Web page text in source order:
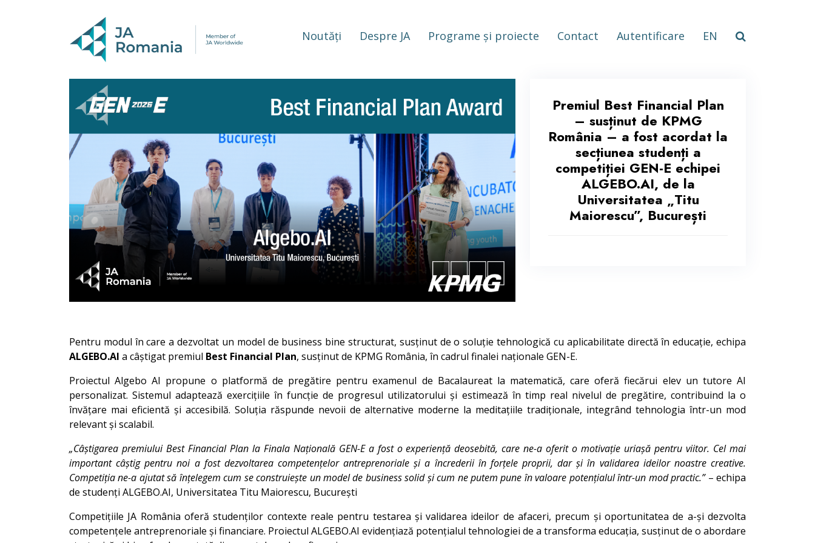
Noutăți Despre JA Programe și proiecte Contact Autentificare EN
Premiul Best Financial Plan
– susținut de KPMG
România – a fost acordat la
secțiunea studenți a
competiției GEN-E echipei
ALGEBO.AI, de la
Universitatea „Titu
Maiorescu”, București
Pentru modul în care a dezvoltat un model de business bine structurat, susținut de o soluție tehnologică cu aplicabilitate directă în educație, echipa
ALGEBO.AI a câștigat premiul Best Financial Plan, susținut de KPMG România, în cadrul finalei naționale GEN-E.
Proiectul Algebo AI propune o platformă de pregătire pentru examenul de Bacalaureat la matematică, care oferă fiecărui elev un tutore AI
personalizat. Sistemul adaptează exercițiile în funcție de progresul utilizatorului și estimează în timp real nivelul de pregătire, contribuind la o
învățare mai eficientă și accesibilă. Soluția răspunde nevoii de alternative moderne la meditațiile tradiționale, integrând tehnologia într-un mod
relevant și scalabil.
„Câștigarea premiului Best Financial Plan la Finala Națională GEN-E a fost o experiență deosebită, care ne-a oferit o motivație uriașă pentru viitor. Cel mai
important câștig pentru noi a fost dezvoltarea competențelor antreprenoriale și a încrederii în forțele proprii, dar și în validarea ideilor noastre creative.
Competiția ne-a ajutat să înțelegem cum se construiește un model de business solid și cum ne putem pune în valoare potențialul într-un mod practic.”– echipa
de studenți ALGEBO.AI, Universitatea Titu Maiorescu, București
Competițiile JA România oferă studenților contexte reale pentru testarea și validarea ideilor de afaceri, precum și oportunitatea de a-și dezvolta
competențele antreprenoriale și financiare. Proiectul ALGEBO.AI evidențiază potențialul tehnologiei de a transforma educația, susținut de o abordare